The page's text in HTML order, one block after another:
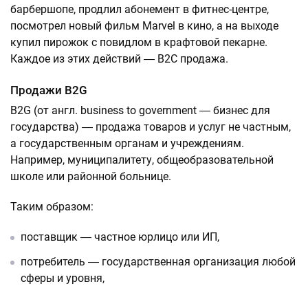
барбершопе, продлил абонемент в фитнес-центре,
посмотрел новый фильм Marvel в кино, а на выходе
купил пирожок с повидлом в крафтовой пекарне.
Каждое из этих действий ― B2C продажа.
Продажи B2G
B2G (от англ. business to government ― бизнес для
государства) ― продажа товаров и услуг не частным,
а государственным органам и учреждениям.
Например, муниципалитету, общеобразовательной
школе или районной больнице.
Таким образом:
поставщик ― частное юрлицо или ИП,
потребитель ― государственная организация любой
сферы и уровня,